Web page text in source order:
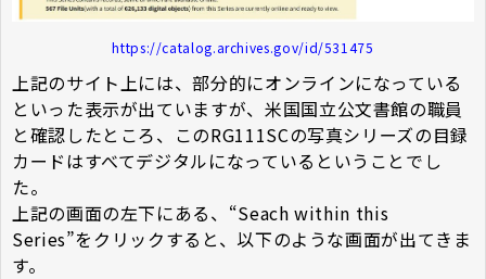
https://catalog.archives.gov/id/531475
上記のサイト上には、部分的にオンラインになっている
といった表示が出ていますが、米国国立公文書館の職員
と確認したところ、このRG111SCの写真シリーズの目録
カードはすべてデジタルになっているということでし
た。
上記の画面の左下にある、“Seach within this
Series”をクリックすると、以下のような画面が出てきま
す。